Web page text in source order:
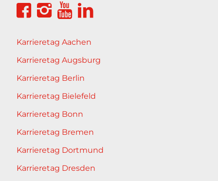
Karrieretag Aachen
Karrieretag Augsburg
Karrieretag Berlin
Karrieretag Bielefeld
Karrieretag Bonn
Karrieretag Bremen
Karrieretag Dortmund
Karrieretag Dresden